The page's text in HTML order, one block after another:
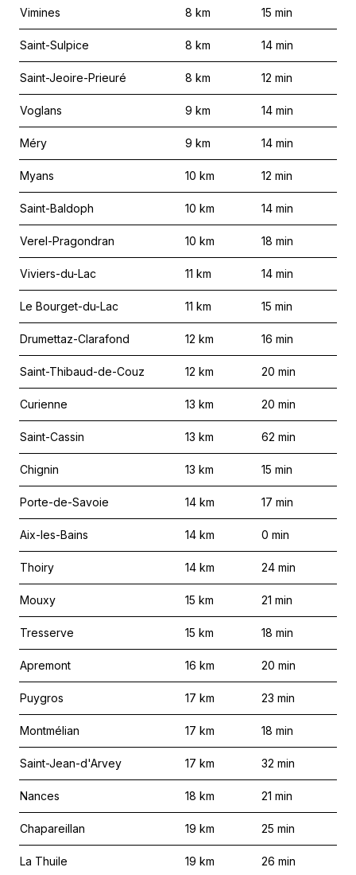
Vimines 8 km 15 min
Saint-Sulpice 8 km 14 min
Saint-Jeoire-Prieuré 8 km 12 min
Voglans 9 km 14 min
Méry 9 km 14 min
Myans 10 km 12 min
Saint-Baldoph 10 km 14 min
Verel-Pragondran 10 km 18 min
Viviers-du-Lac 11 km 14 min
Le Bourget-du-Lac 11 km 15 min
Drumettaz-Clarafond 12 km 16 min
Saint-Thibaud-de-Couz 12 km 20 min
Curienne 13 km 20 min
Saint-Cassin 13 km 62 min
Chignin 13 km 15 min
Porte-de-Savoie 14 km 17 min
Aix-les-Bains 14 km 0 min
Thoiry 14 km 24 min
Mouxy 15 km 21 min
Tresserve 15 km 18 min
Apremont 16 km 20 min
Puygros 17 km 23 min
Montmélian 17 km 18 min
Saint-Jean-d'Arvey 17 km 32 min
Nances 18 km 21 min
Chapareillan 19 km 25 min
La Thuile 19 km 26 min